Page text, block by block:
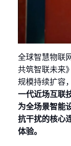
全球智慧物联
共筑智联未来
规模持续扩容
一代近场互联
为全场景智能
抗干扰的核心
体验。